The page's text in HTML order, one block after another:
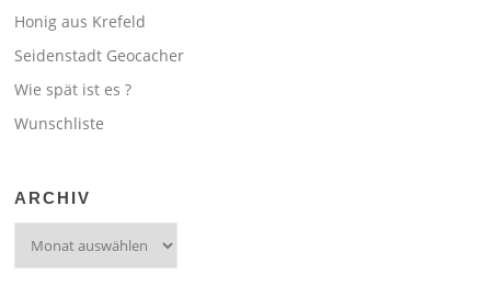
Honig aus Krefeld
Seidenstadt Geocacher
Wie spät ist es ?
Wunschliste
ARCHIV